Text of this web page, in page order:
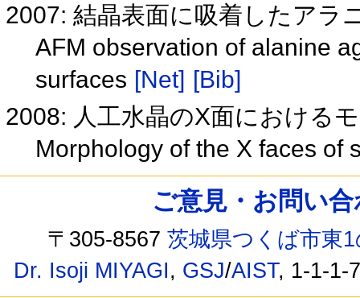
2007: 結晶表面に吸着したアラ
AFM observation of alanine
surfaces [Net] [Bib]
2008: 人工水晶のX面における
Morphology of the X faces of
ご意見・お問い
〒305-8567茨城県つくば市東
Dr. Isoji MIYAGI, GSJ/AIST, 1-1-1-